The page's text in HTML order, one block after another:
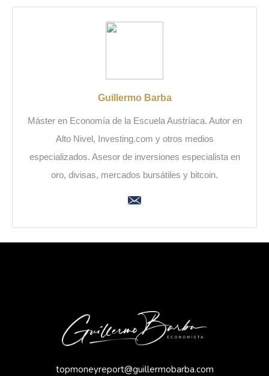
Guillermo Barba
Máster en Economía de la Escuela Austríaca. Autor en
Alto Nivel, Investing.com y otros medios
especializados. Asesor de inversiones especialista en
oro, divisas, mercados bursátiles y bitcoin.
topmoneyreport@guillermobarba.com